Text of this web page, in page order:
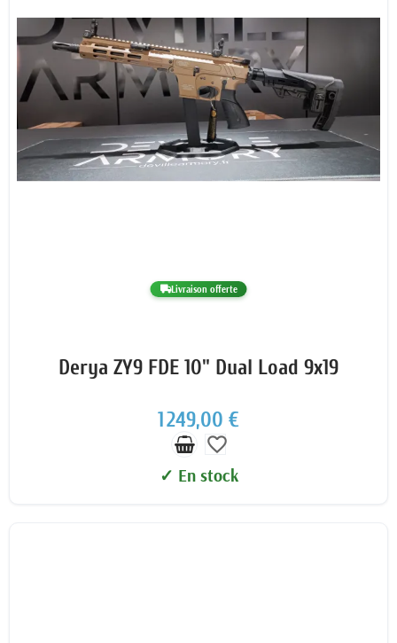
Livraison offerte
Derya ZY9 FDE 10" Dual Load 9x19
1 249,00 €
favorite_border
✓ En stock